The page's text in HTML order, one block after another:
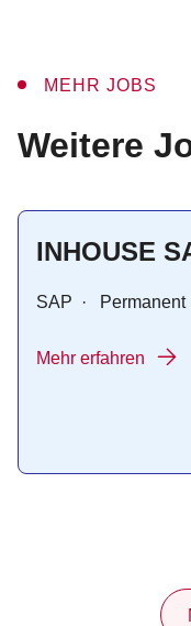
MEHR JOBS
:
Weitere
INHOUSE
SAP · Permanent
Mehr erfahren